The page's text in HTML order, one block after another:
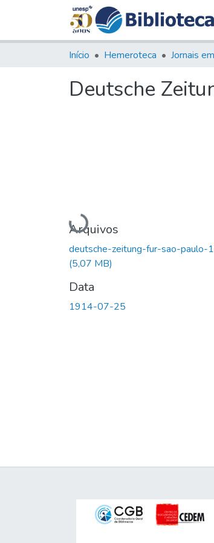
Início Hemeroteca
Deutsche
Carregando...
Arquivos
deutsche-zeitung-fur-sao-
(5,07 MB)
Data
1914-07-25